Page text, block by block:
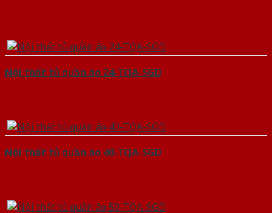
Nội thất tủ quần áo 24-TQA-SGD
Nội thất tủ quần áo 40-TQA-SGD